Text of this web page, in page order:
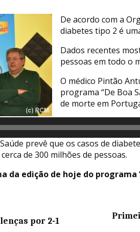
De acordo com a
diabetes tipo 2 é
Dados recentes
pessoas em todo o
O médico Pintão
programa “De Boa
de morte em
prevê que os casos de
de 300 milhões de pessoas.
da edição de hoje do programa
por 2-1